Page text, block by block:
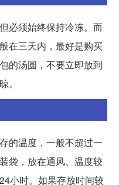
必须始终保持冷冻。而
在三天内，最好是购买
的汤圆，不要立即放到
。
的温度，一般不超过一
袋，放在通风、温度较
小时。如果存放时间较